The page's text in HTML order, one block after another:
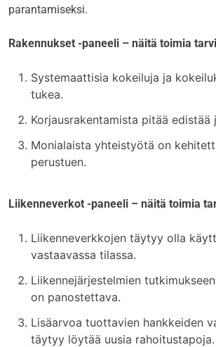
parantamiseksi.
Rakennukset -paneeli – näitä toimia
Systemaattisia kokeiluja ja
tukea.
Korjausrakentamista pitää edistää
Monialaista yhteistyötä on
perustuen.
Liikenneverkot -paneeli – näitä toimia
Liikenneverkkojen täytyy olla
vastaavassa tilassa.
Liikennejärjestelmien
on panostettava.
Lisäarvoa tuottavien hankkeiden
täytyy löytää uusia rahoitustapoja.